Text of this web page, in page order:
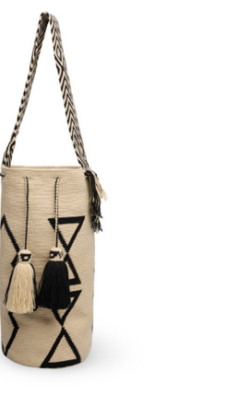
€190.00
Aggiungi
al carrello